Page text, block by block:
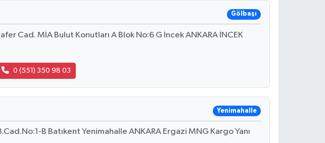
Gölbaşı
Cad. MİA Bulut Konutları A Blok No:6 G İncek ANKARA İNCEK
0 (551) 350 98 03
Yenimahalle
B Batıkent Yenimahalle ANKARA Ergazi MNG Kargo Yanı